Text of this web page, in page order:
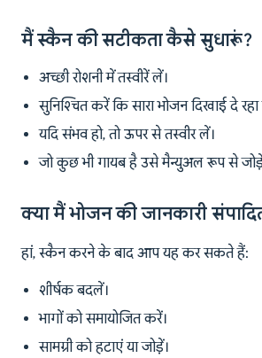
मैं स्कैन की सटीकता कैसे सुधारूं?
अच्छी रोशनी में तस्वीरें लें।
सुनिश्चित करें कि सारा भोजन दिखाई दे रहा
यदि संभव हो, तो ऊपर से तस्वीर लें।
जो कुछ भी गायब है उसे मैन्युअल रूप से
क्या मैं भोजन की जानकारी
हां, स्कैन करने के बाद आप यह कर सकते हैं:
शीर्षक बदलें।
भागों को समायोजित करें।
सामग्री को हटाएं या जोड़ें।